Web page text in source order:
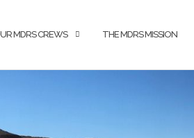
MDRS CREWS THE MDRS MISSION